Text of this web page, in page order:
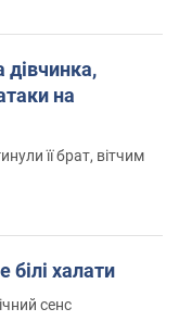
дівчинка,
на
її брат, вітчим
халати
сенс